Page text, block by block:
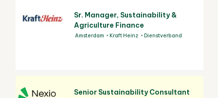
Sr. Manager, Sustainability &
Agriculture Finance
Amsterdam Kraft Heinz Dienstverband
Senior Sustainability Consultant